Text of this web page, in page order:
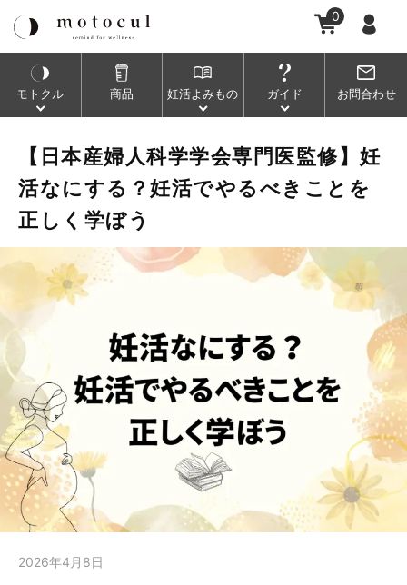
0
モトクル 商品 妊活よみもの ガイド お問合わせ
【日本産婦人科学学会専門医監修】妊
活なにする？妊活でやるべきことを
正しく学ぼう
2026年4月8日